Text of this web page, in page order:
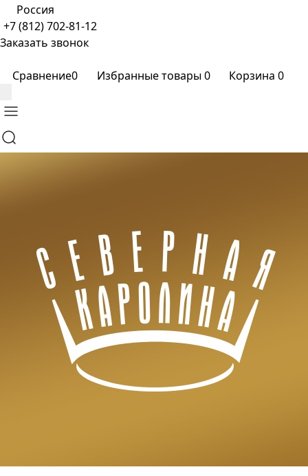
Россия
+7 (812) 702-81-12
Заказать звонок
Сравнение0 Избранные товары0 Корзина 0